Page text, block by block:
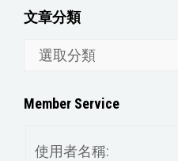
文章分類
分
Member Service
使用者名稱: